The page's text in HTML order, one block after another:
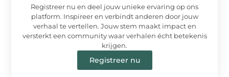
Registreer nu en deel jouw unieke ervaring op ons
platform. Inspireer en verbindt anderen door jouw
verhaal te vertellen. Jouw stem maakt impact en
versterkt een community waar verhalen écht betekenis
krijgen.
Registreer nu